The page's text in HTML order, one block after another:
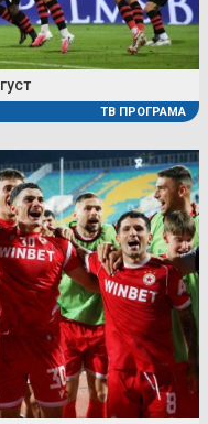
ТВ ПРОГРАМА